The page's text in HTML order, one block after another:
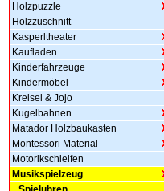
Holzpuzzle
Holzzuschnitt
Kasperltheater
Kaufladen
Kinderfahrzeuge
Kindermöbel
Kreisel & Jojo
Kugelbahnen
Matador Holzbaukasten
Montessori Material
Motorikschleifen
Musikspielzeug